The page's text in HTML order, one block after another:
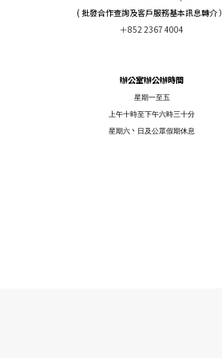
( 批發合作查詢及客戶服務基本訊息轉介 ）
＋852 2367 4004
辦公室辦公辦時間
星期一至五
上午十時至下午六時三十分
星期六丶日及公眾假期休息